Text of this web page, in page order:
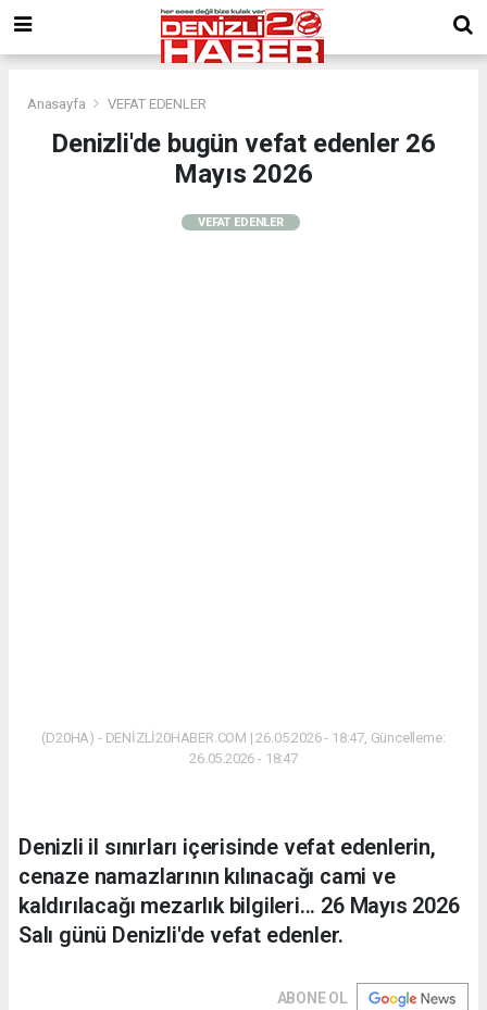
Anasayfa VEFAT EDENLER
Denizli'de bugün vefat edenler 26
Mayıs 2026
VEFAT EDENLER
(D20HA) - DENİZLİ20HABER.COM | 26.05.2026 - 18:47, Güncelleme:
26.05.2026 - 18:47
Denizli il sınırları içerisinde vefat edenlerin,
cenaze namazlarının kılınacağı cami ve
kaldırılacağı mezarlık bilgileri... 26 Mayıs 2026
Salı günü Denizli'de vefat edenler.
ABONE OL